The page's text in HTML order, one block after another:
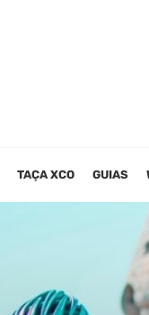
TAÇA XCO GUIAS